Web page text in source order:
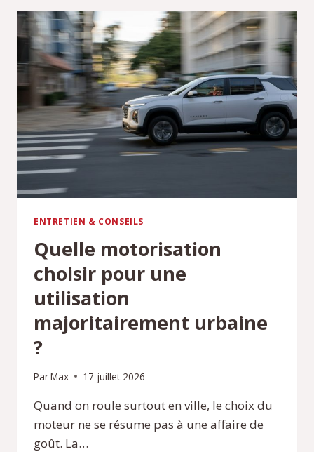
ÉCHANGE
STANDARD
OU
RECONDITIONNÉ,
QUE
CHOISIR
?
ENTRETIEN & CONSEILS
Quelle motorisation
choisir pour une
utilisation
majoritairement urbaine
?
ParMax 17 juillet 2026
Quand on roule surtout en ville, le choix du
moteur ne se résume pas à une affaire de
goût. La…